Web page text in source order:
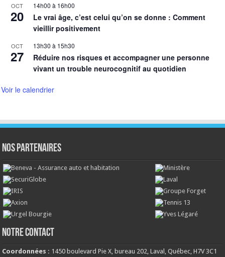
OCT
20
14h00 à 16h00
Le vrai âge, c’est celui qu’on se donne : Comment
vieillir positivement
OCT
27
13h30 à 15h30
Réduire nos risques et accompagner une personne
vivant un trouble neurocognitif au quotidien
Voir le calendrier
NOS PARTENAIRES
NOTRE CONTACT
Coordonnées : 1450 boulevard Pie X, bureau 202, Laval, Québec, H7V 3C1